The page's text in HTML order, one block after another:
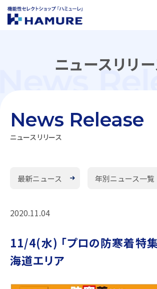
ニュースリリ
ニュースリリース
News Release
最新ニュース 年別ニュース一覧
2020.11.04
11/4(水) ｢プロの防寒着特
海道エリア